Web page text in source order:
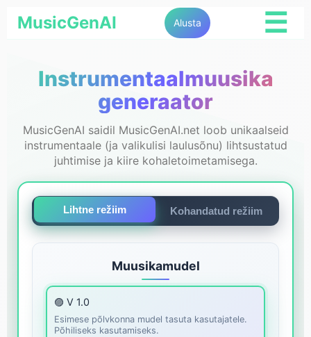
MusicGenAI Alusta ☰
Instrumentaalmuusika
generaator
MusicGenAI saidil MusicGenAI.net loob unikaalseid
instrumentaale (ja valikulisi laulusõnu) lihtsustatud
juhtimise ja kiire kohaletoimetamisega.
Lihtne režiim Kohandatud režiim
Muusikamudel
🟣 V 1.0
Esimese põlvkonna mudel tasuta kasutajatele.
Põhiliseks kasutamiseks.